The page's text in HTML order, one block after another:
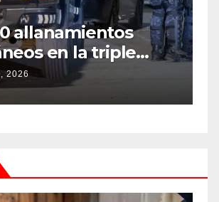
allanamientos
en la triple
de Luján, Maipú y
2026